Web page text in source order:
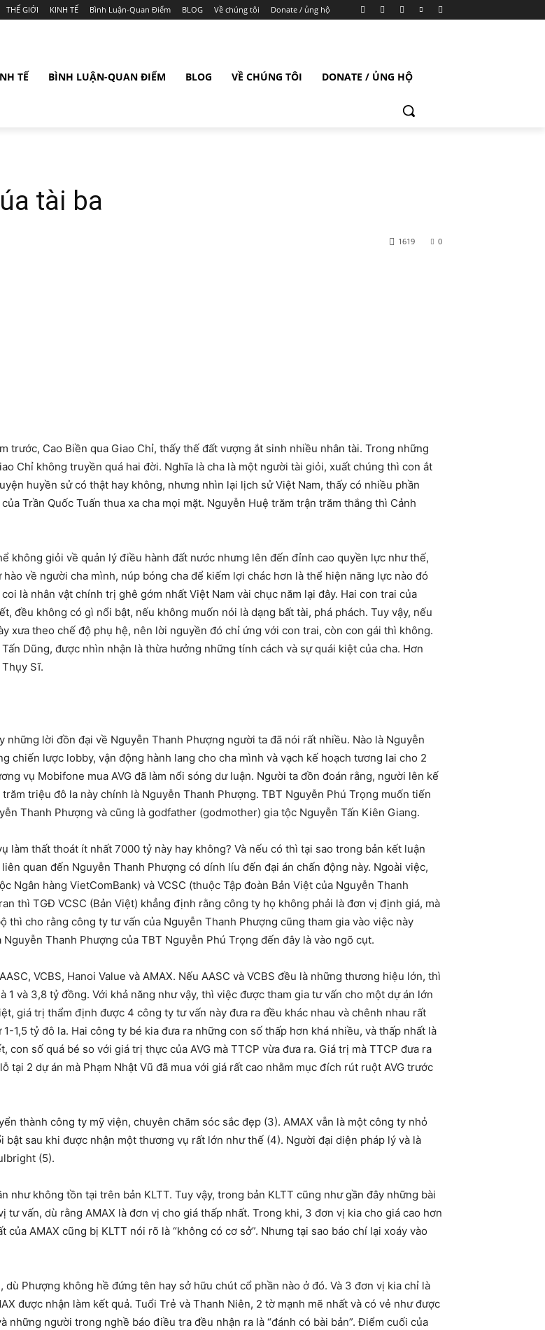
THẾ GIỚI KINH TẾ Bình Luận-Quan Điểm BLOG Về chúng tôi Donate / ủng hộ
TẾ BÌNH LUẬN-QUAN ĐIỂM BLOG VỀ CHÚNG TÔI DONATE / ỦNG HỘ
tài ba
0
1619
trước, Cao Biền qua Giao Chỉ, thấy thế đất vượng ắt sinh nhiều nhân tài. Trong những
Chỉ không truyền quá hai đời. Nghĩa là cha là một người tài giỏi, xuất chúng thì con ắt
huyền sử có thật hay không, nhưng nhìn lại lịch sử Việt Nam, thấy có nhiều phần
Trần Quốc Tuấn thua xa cha mọi mặt. Nguyễn Huệ trăm trận trăm thắng thì Cảnh
không giỏi về quản lý điều hành đất nước nhưng lên đến đỉnh cao quyền lực như thế,
về người cha mình, núp bóng cha để kiếm lợi chác hơn là thể hiện năng lực nào đó
là nhân vật chính trị ghê gớm nhất Việt Nam vài chục năm lại đây. Hai con trai của
đều không có gì nổi bật, nếu không muốn nói là dạng bất tài, phá phách. Tuy vậy, nếu
xưa theo chế độ phụ hệ, nên lời nguyền đó chỉ ứng với con trai, còn con gái thì không.
Dũng, được nhìn nhận là thừa hưởng những tính cách và sự quái kiệt của cha. Hơn
Sĩ.
lời đồn đại về Nguyễn Thanh Phượng người ta đã nói rất nhiều. Nào là Nguyễn
chiến lược lobby, vận động hành lang cho cha mình và vạch kế hoạch tương lai cho 2
vụ Mobifone mua AVG đã làm nổi sóng dư luận. Người ta đồn đoán rằng, người lên kế
triệu đô la này chính là Nguyễn Thanh Phượng. TBT Nguyễn Phú Trọng muốn tiến
Thanh Phượng và cũng là godfather (godmother) gia tộc Nguyễn Tấn Kiên Giang.
làm thất thoát ít nhất 7000 tỷ này hay không? Và nếu có thì tại sao trong bản kết luận
quan đến Nguyễn Thanh Phượng có dính líu đến đại án chấn động này. Ngoài việc,
Ngân hàng VietComBank) và VCSC (thuộc Tập đoàn Bản Việt của Nguyễn Thanh
thì TGĐ VCSC (Bản Việt) khẳng định rằng công ty họ không phải là đơn vị định giá, mà
thì cho rằng công ty tư vấn của Nguyễn Thanh Phượng cũng tham gia vào việc này
Thanh Phượng của TBT Nguyễn Phú Trọng đến đây là vào ngõ cụt.
VCBS, Hanoi Value và AMAX. Nếu AASC và VCBS đều là những thương hiệu lớn, thì
và 3,8 tỷ đồng. Với khả năng như vậy, thì việc được tham gia tư vấn cho một dự án lớn
giá trị thẩm định được 4 công ty tư vấn này đưa ra đều khác nhau và chênh nhau rất
1,5 tỷ đô la. Hai công ty bé kia đưa ra những con số thấp hơn khá nhiều, và thấp nhất là
số quá bé so với giá trị thực của AVG mà TTCP vừa đưa ra. Giá trị mà TTCP đưa ra
tại 2 dự án mà Phạm Nhật Vũ đã mua với giá rất cao nhằm mục đích rút ruột AVG trước
thành công ty mỹ viện, chuyên chăm sóc sắc đẹp (3). AMAX vẫn là một công ty nhỏ
sau khi được nhận một thương vụ rất lớn như thế (4). Người đại diện pháp lý và là
(5).
như không tồn tại trên bản KLTT. Tuy vậy, trong bản KLTT cũng như gần đây những bài
vấn, dù rằng AMAX là đơn vị cho giá thấp nhất. Trong khi, 3 đơn vị kia cho giá cao hơn
AMAX cũng bị KLTT nói rõ là “không có cơ sở”. Nhưng tại sao báo chí lại xoáy vào
dù Phượng không hề đứng tên hay sở hữu chút cổ phần nào ở đó. Và 3 đơn vị kia chỉ là
được nhận làm kết quả. Tuổi Trẻ và Thanh Niên, 2 tờ mạnh mẽ nhất và có vẻ như được
người trong nghề báo điều tra đều nhận ra là “đánh có bài bản”. Điểm cuối của